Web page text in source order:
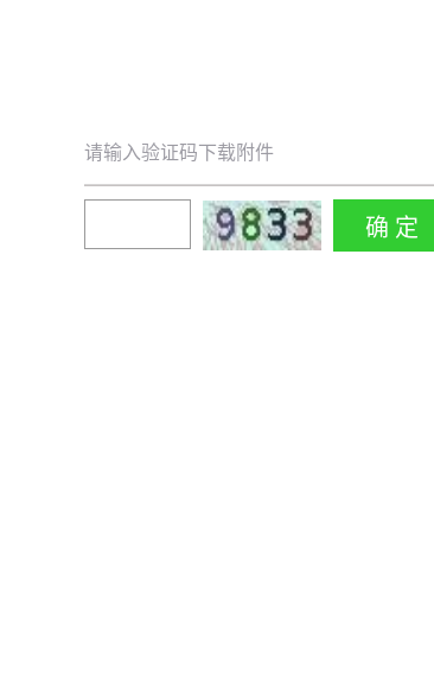
请输入验证码下载附件